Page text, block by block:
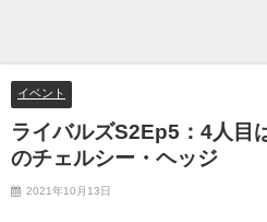
イベント
ライバルズS2Ep5：4人目
のチェルシー・ヘッジ
2021年10月13日